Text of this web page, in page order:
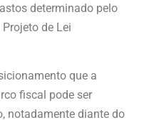
determinado pelo
de Lei
que a
fiscal pode ser
notadamente diante do